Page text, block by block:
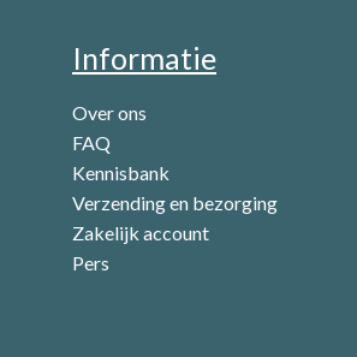
Informatie
Over ons
FAQ
Kennisbank
Verzending en bezorging
Zakelijk account
Pers